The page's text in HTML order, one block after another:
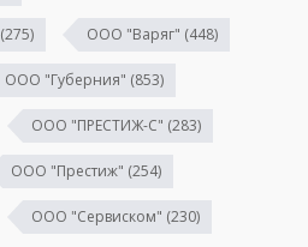
(275) ООО "Варяг" (448)
ООО "Губерния" (853)
ООО "ПРЕСТИЖ-С" (283)
ООО "Престиж" (254)
ООО "Сервиском" (230)